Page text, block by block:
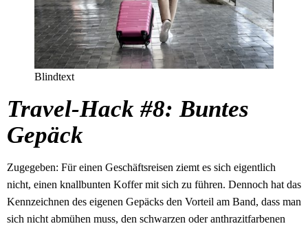
Blindtext
Travel-Hack #8: Buntes
Gepäck
Zugegeben: Für einen Geschäftsreisen ziemt es sich eigentlich
nicht, einen knallbunten Koffer mit sich zu führen. Dennoch hat das
Kennzeichnen des eigenen Gepäcks den Vorteil am Band, dass man
sich nicht abmühen muss, den schwarzen oder anthrazitfarbenen